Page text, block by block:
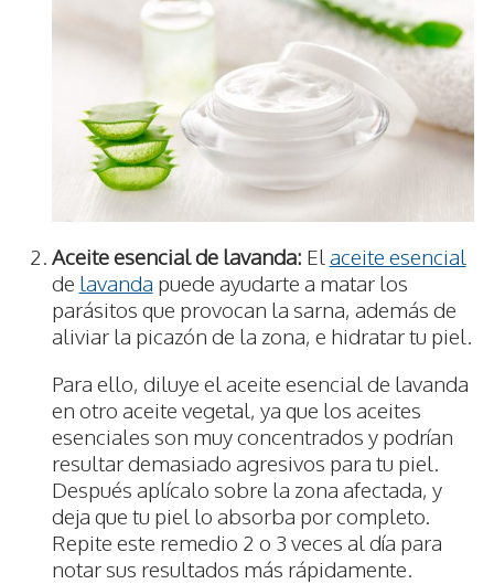
Aceite esencial de lavanda: El aceite esencial
de lavanda puede ayudarte a matar los
parásitos que provocan la sarna, además de
aliviar la picazón de la zona, e hidratar tu piel.
Para ello, diluye el aceite esencial de lavanda
en otro aceite vegetal, ya que los aceites
esenciales son muy concentrados y podrían
resultar demasiado agresivos para tu piel.
Después aplícalo sobre la zona afectada, y
deja que tu piel lo absorba por completo.
Repite este remedio 2 o 3 veces al día para
notar sus resultados más rápidamente.